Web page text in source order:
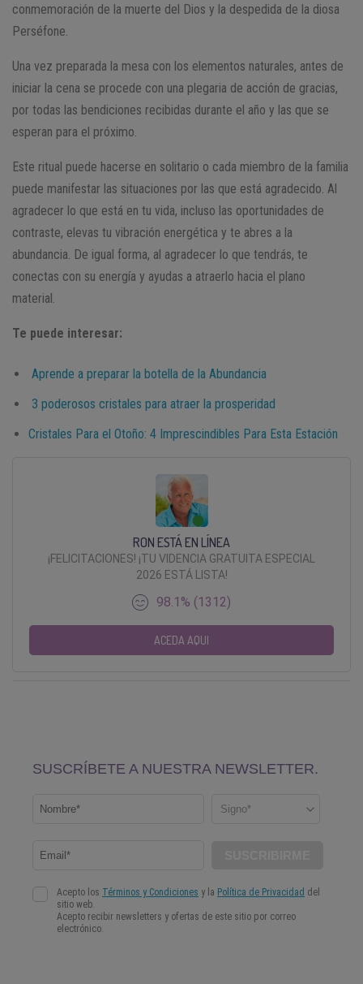
conmemoración de la muerte del Dios y la despedida de la diosa
Perséfone.
Una vez preparada la mesa con los elementos naturales, antes de
iniciar la cena se procede con una plegaria de acción de gracias,
por todas las bendiciones recibidas durante el año y las que se
esperan para el próximo.
Este ritual puede hacerse en solitario o cada miembro de la familia
puede manifestar las situaciones por las que está agradecido. Al
agradecer lo que está en tu vida, incluso las oportunidades de
contraste, elevas tu vibración energética y te abres a la
abundancia. De igual forma, al agradecer lo que tendrás, te
conectas con su energía y ayudas a atraerlo hacia el plano
material.
Te puede interesar:
Aprende a preparar la botella de la Abundancia
3 poderosos cristales para atraer la prosperidad
Cristales Para el Otoño: 4 Imprescindibles Para Esta Estación
RON ESTÁ EN LÍNEA
¡FELICITACIONES! ¡TU VIDENCIA GRATUITA ESPECIAL
2026 ESTÁ LISTA!
98.1% (1312)
ACEDA AQUI